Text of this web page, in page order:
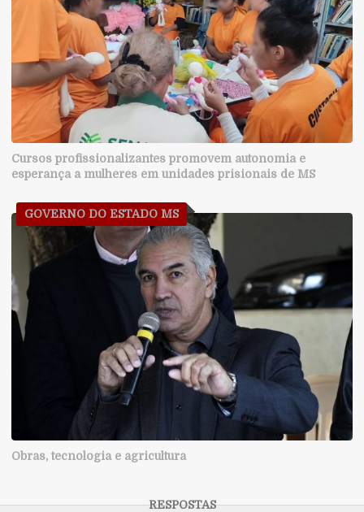
Cursos profissionalizantes promovem autonomia e
esperança a mulheres em unidades prisionais de MS
GOVERNO DO ESTADO MS
Obras, tecnologia e agricultura